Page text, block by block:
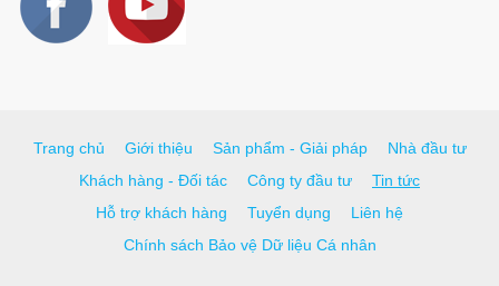
Trang chủ Giới thiệu Sản phẩm - Giải pháp
Nhà đầu tư
Khách hàng - Đối tác
Công ty đầu tư
Tin tức
Hỗ trợ khách hàng
Tuyển dụng
Liên hệ
Chính sách Bảo vệ Dữ liệu Cá nhân